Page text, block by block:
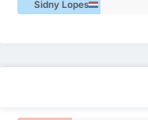
Sidny Lopes